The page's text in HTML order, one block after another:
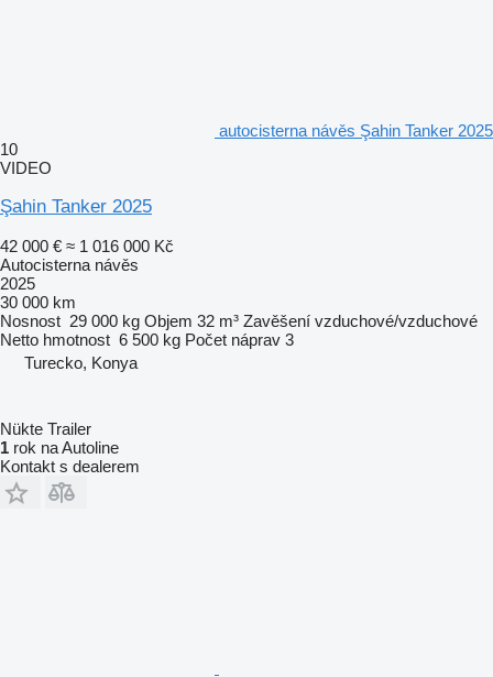
autocisterna návěs Şahin Tanker 2025
10
VIDEO
Şahin Tanker 2025
42 000 € ≈ 1 016 000 Kč
Autocisterna návěs
2025
30 000 km
Nosnost 29 000 kg Objem 32 m³ Zavěšení vzduchové/vzduchové
Netto hmotnost 6 500 kg Počet náprav 3
Turecko, Konya
Nükte Trailer
1 rok na Autoline
Kontakt s dealerem